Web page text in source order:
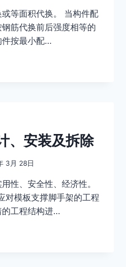
等面积代换。 当构件配
筋代换前后强度相等的
件按最小配…
、安装及拆除
3月 28日
性、安全性、经济性。
模板支撑脚手架的工程
的工程结构进…